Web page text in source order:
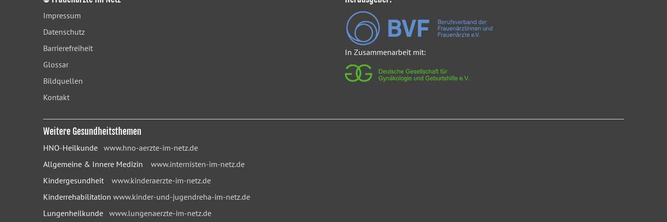
Impressum
Datenschutz
Barrierefreiheit
Glossar
Bildquellen
Kontakt
In Zusammenarbeit mit:
Weitere Gesundheitsthemen
HNO-Heilkunde www.hno-aerzte-im-netz.de
Allgemeine & Innere Medizin www.internisten-im-netz.de
Kindergesundheit www.kinderaerzte-im-netz.de
Kinderrehabilitation www.kinder-und-jugendreha-im-netz.de
Lungenheilkunde www.lungenaerzte-im-netz.de